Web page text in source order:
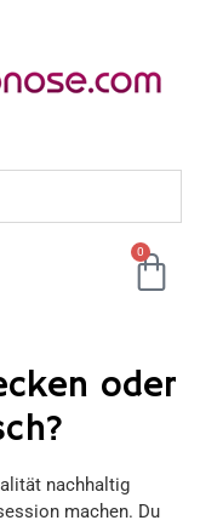
0
oder
nachhaltig
machen. Du